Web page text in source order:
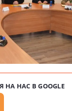
НАС В GOOGLE